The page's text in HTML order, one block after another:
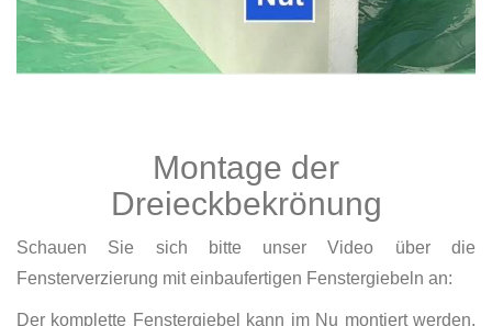
Montage der
Dreieckbekrönung
Schauen Sie sich bitte unser Video über die
Fensterverzierung mit einbaufertigen Fenstergiebeln an:
Der komplette Fenstergiebel kann im Nu montiert werden.